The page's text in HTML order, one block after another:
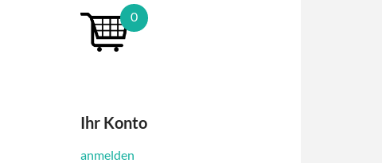
0
Ihr Konto
anmelden